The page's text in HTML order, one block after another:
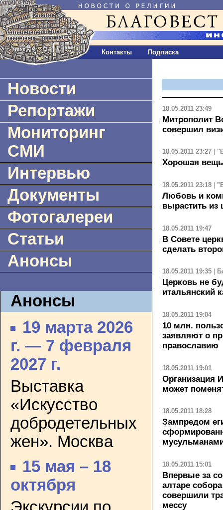
Контакты Подписка
Новости
Репортажи
Мониторинг
СМИ
Интервью
Документы
Фотогалереи
Статьи
Анонсы
Анонсы
19 марта 2026
г. — 7 февраля
2027 г.
Выставка
«Искусство
добродетельных
жен». Москва
15 мая – 18
октября
18.05.2011 23:49
Митрополит
совершил
18.05.2011 23:27
Хорошая
18.05.2011 23:18
Любовь и
вырастить из
18.05.2011 19:47
В Совете
сделать
18.05.2011 19:35
Церковь не
итальянский
18.05.2011 19:04
10 млн.
заявляют о
православию
18.05.2011 19:01
Организация
может
18.05.2011 18:28
Зампредом
18.05.2011 15:01
Впервые за
алтаре
совершили
мессу